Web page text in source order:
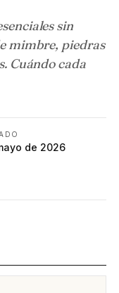
sin
mimbre, piedras
Cuándo cada
de 2026